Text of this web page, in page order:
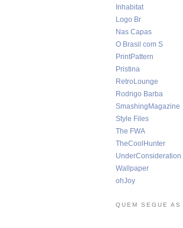
Inhabitat
Logo Br
Nas Capas
O Brasil com S
PrintPattern
Pristina
RetroLounge
Rodrigo Barba
SmashingMagazine
Style Files
The FWA
TheCoolHunter
UnderConsideration
Wallpaper
ohJoy
QUEM SEGUE